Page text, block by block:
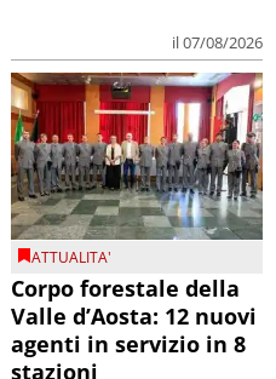
il 07/08/2026
ATTUALITA'
Corpo forestale della
Valle d’Aosta: 12 nuovi
agenti in servizio in 8
stazioni